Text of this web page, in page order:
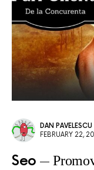
DAN PAVELESCU
FEBRUARY 22,
Seo